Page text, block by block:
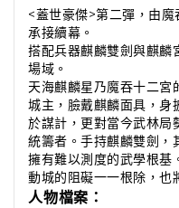
<蓋世豪傑>第二彈，由
承接續幕。
搭配兵器麒麟雙劍與麒麟
場域。
天海麒麟星乃魔吞十二宮
城主，臉戴麒麟面具，身
於謀計，更對當今武林局
統籌者。手持麒麟雙劍，
擁有難以測度的武學根基
動城的阻礙一一根除，也
人物檔案：